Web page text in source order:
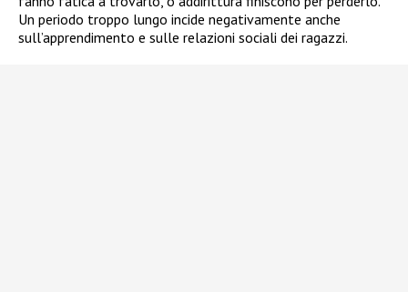
Un periodo troppo lungo incide negativamente anche
sull’apprendimento e sulle relazioni sociali dei ragazzi.